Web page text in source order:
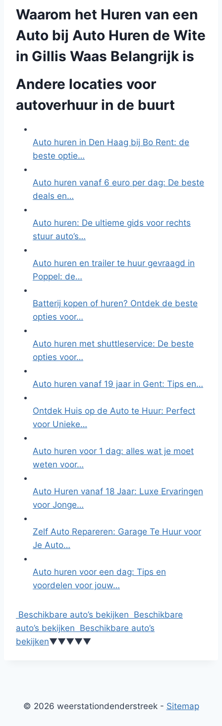
Waarom het Huren van een
Auto bij Auto Huren de Wite
in Gillis Waas Belangrijk is
Andere locaties voor
autoverhuur in de buurt
Auto huren in Den Haag bij Bo Rent: de
beste optie…
Auto huren vanaf 6 euro per dag: De beste
deals en…
Auto huren: De ultieme gids voor rechts
stuur auto’s…
Auto huren en trailer te huur gevraagd in
Poppel: de…
Batterij kopen of huren? Ontdek de beste
opties voor…
Auto huren met shuttleservice: De beste
opties voor…
Auto huren vanaf 19 jaar in Gent: Tips en…
Ontdek Huis op de Auto te Huur: Perfect
voor Unieke…
Auto huren voor 1 dag: alles wat je moet
weten voor…
Auto Huren vanaf 18 Jaar: Luxe Ervaringen
voor Jonge…
Zelf Auto Repareren: Garage Te Huur voor
Je Auto…
Auto huren voor een dag: Tips en
voordelen voor jouw…
Beschikbare auto’s bekijken Beschikbare
auto’s bekijken Beschikbare auto’s
bekijken▼▼▼▼▼
© 2026 weerstationdenderstreek - Sitemap